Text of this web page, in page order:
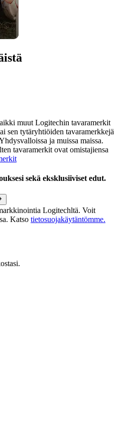
muut Logitechin tavaramerkit
sen tytäryhtiöiden tavaramerkkejä
ja muissa maissa.
tavaramerkit ovat omistajiensa
sekä eksklusiiviset edut.
Logitechltä. Voit
Katso tietosuojakäytäntömme.